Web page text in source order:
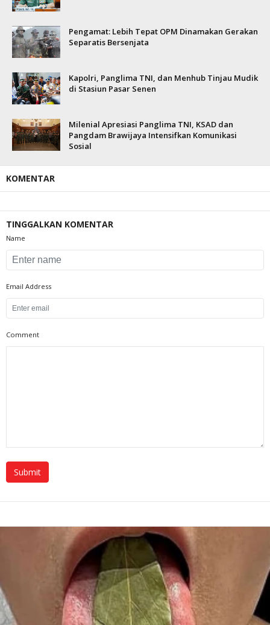
Pengamat: Lebih Tepat OPM Dinamakan Gerakan
Separatis Bersenjata
Kapolri, Panglima TNI, dan Menhub Tinjau Mudik
di Stasiun Pasar Senen
Milenial Apresiasi Panglima TNI, KSAD dan
Pangdam Brawijaya Intensifkan Komunikasi
Sosial
KOMENTAR
TINGGALKAN KOMENTAR
Name
Email Address
Comment